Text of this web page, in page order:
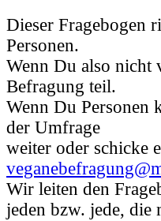
Dieser Fragebogen
Personen.
Wenn Du also nicht
Befragung teil.
Wenn Du Personen
der Umfrage
weiter oder schicke
Wir leiten den
jeden bzw. jede, die